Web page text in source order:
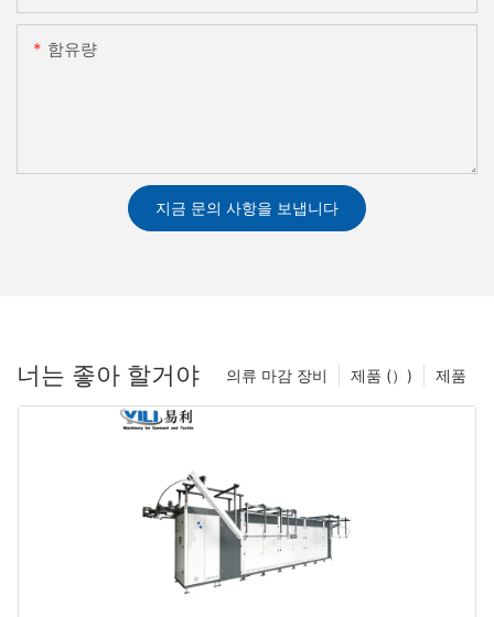
함유량
지금 문의 사항을 보냅니다
너는 좋아 할거야 제품
제품 (）)
의류 마감 장비